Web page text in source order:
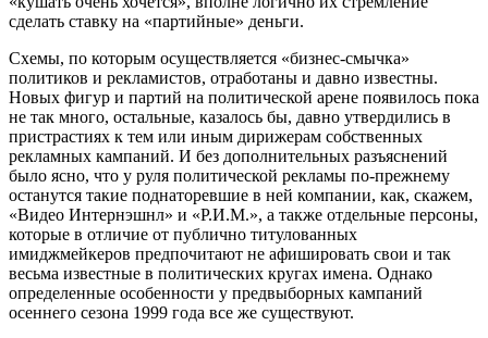
сделать ставку на «партийные» деньги.
Схемы, по которым осуществляется «бизнес-смычка»
политиков и рекламистов, отработаны и давно известны.
Новых фигур и партий на политической арене появилось пока
не так много, остальные, казалось бы, давно утвердились в
пристрастиях к тем или иным дирижерам собственных
рекламных кампаний. И без дополнительных разъяснений
было ясно, что у руля политической рекламы по-прежнему
останутся такие поднаторевшие в ней компании, как, скажем,
«Видео Интернэшнл» и «Р.И.М.», а также отдельные персоны,
которые в отличие от публично титулованных
имиджмейкеров предпочитают не афишировать свои и так
весьма известные в политических кругах имена. Однако
определенные особенности у предвыборных кампаний
осеннего сезона 1999 года все же существуют.